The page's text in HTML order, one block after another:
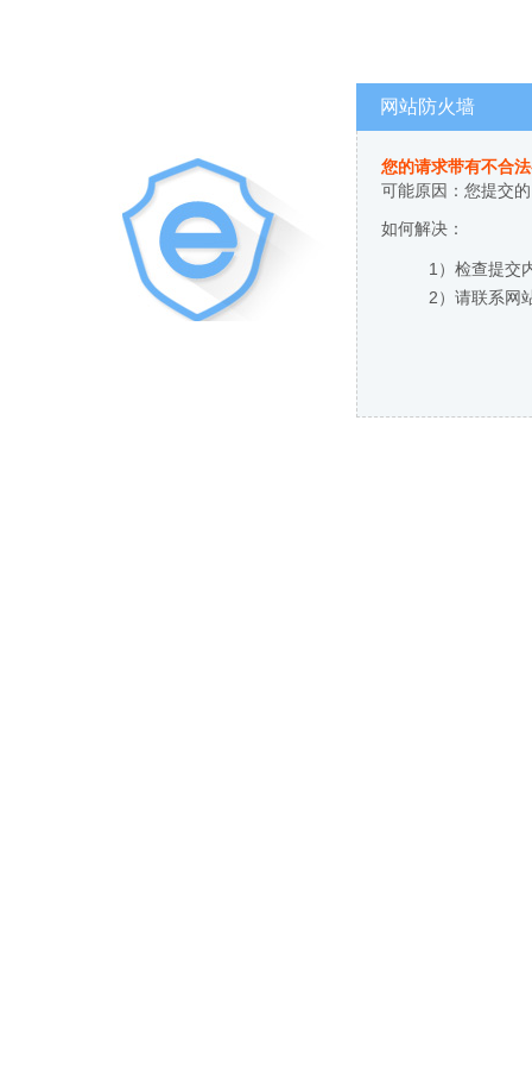
网站防火墙
您的请求带有不合
可能原因：您提交
如何解决：
1）检查提交
2）请联系网